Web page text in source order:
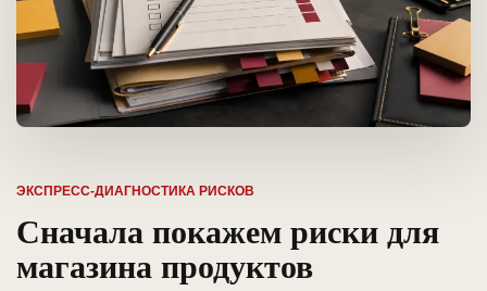
ЭКСПРЕСС-ДИАГНОСТИКА РИСКОВ
Сначала покажем риски для
магазина продуктов